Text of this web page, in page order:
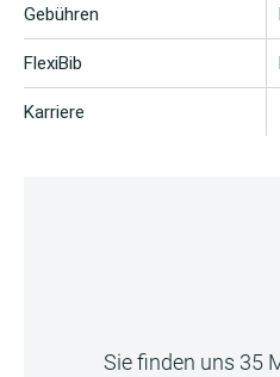
Gebühren
FlexiBib
Karriere
Sie finden uns 35